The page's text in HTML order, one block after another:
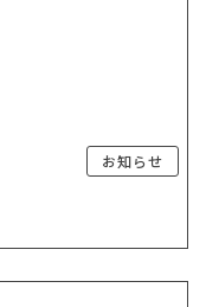
お知らせ